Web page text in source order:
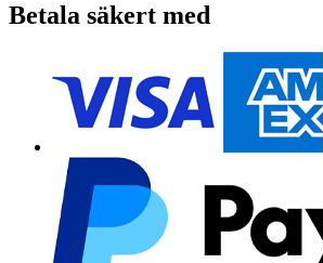
Betala säkert med